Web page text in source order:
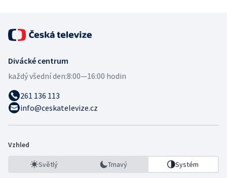
Divácké centrum
každý všední den:8:00—16:00 hodin
261 136 113
info@ceskatelevize.cz
Vzhled
Světlý Tmavý Systém